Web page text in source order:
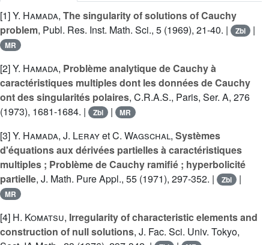
[1]Y. Hamada, The singularity of solutions of Cauchy
problem, Publ. Res. Inst. Math. Sci., 5 (1969), 21-40. | Zbl |
MR
[2]Y. Hamada, Problème analytique de Cauchy à
caractéristiques multiples dont les données de Cauchy
ont des singularités polaires, C.R.A.S., Paris, Ser. A, 276
(1973), 1681-1684. |
Zbl | MR
[3]Y. Hamada, J. LerayetC. Wagschal, Systèmes
d'équations aux dérivées partielles à caractéristiques
multiples ; Problème de Cauchy ramifié ; hyperbolicité
partielle, J. Math. Pure Appl., 55 (1971), 297-352. | Zbl |
MR
[4] H. Komatsu, Irregularity of characteristic elements and
construction of null solutions, J. Fac. Sci. Univ. Tokyo,